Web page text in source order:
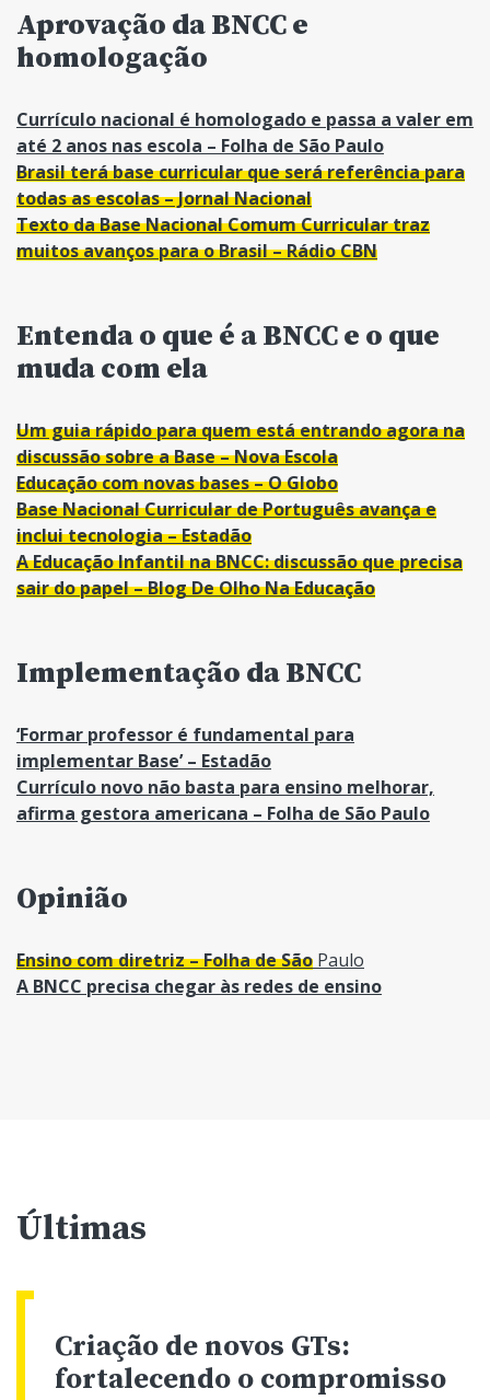
Aprovação da BNCC e
homologação
Currículo nacional é homologado e passa a valer em
até 2 anos nas escola – Folha de São Paulo
Brasil terá base curricular que será referência para
todas as escolas – Jornal Nacional
Texto da Base Nacional Comum Curricular traz
muitos avanços para o Brasil – Rádio CBN
Entenda o que é a BNCC e o que
muda com ela
Um guia rápido para quem está entrando agora na
discussão sobre a Base – Nova Escola
Educação com novas bases – O Globo
Base Nacional Curricular de Português avança e
inclui tecnologia – Estadão
A Educação Infantil na BNCC: discussão que precisa
sair do papel – Blog De Olho Na Educação
Implementação da BNCC
‘Formar professor é fundamental para
implementar Base’ – Estadão
Currículo novo não basta para ensino melhorar,
afirma gestora americana – Folha de São Paulo
Opinião
Ensino com diretriz – Folha de São Paulo
A BNCC precisa chegar às redes de ensino
Últimas
Criação de novos GTs:
fortalecendo o compromisso